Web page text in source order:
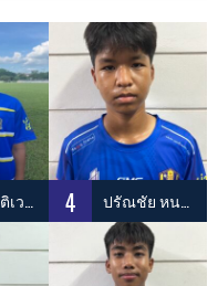
นันท์ 4 ปรัณชัย หนองใหญ่